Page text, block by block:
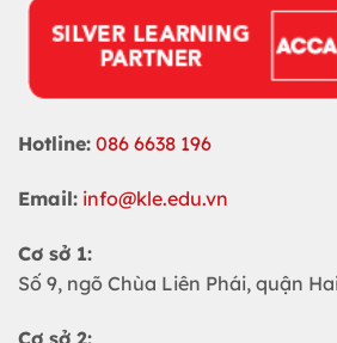
Hotline: 086 6638 196
Email: info@kle.edu.vn
Cơ sở 1:
Số 9, ngõ Chùa Liên Phái, quận
Cơ sở 2: